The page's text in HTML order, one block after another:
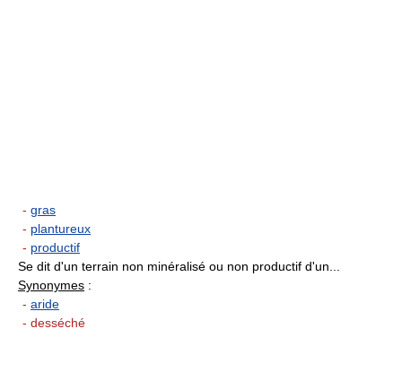
- gras
- plantureux
- productif
Se dit d'un terrain non minéralisé ou non productif d'un...
Synonymes :
- aride
- desséché